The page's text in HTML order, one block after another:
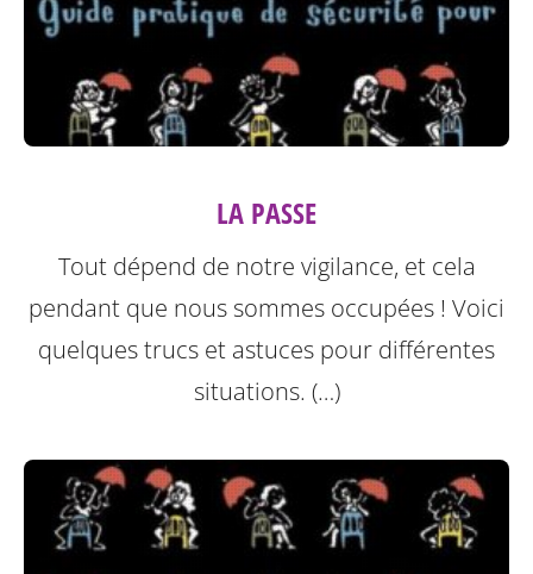
LA PASSE
Tout dépend de notre vigilance, et cela
pendant que nous sommes occupées ! Voici
quelques trucs et astuces pour différentes
situations. (…)